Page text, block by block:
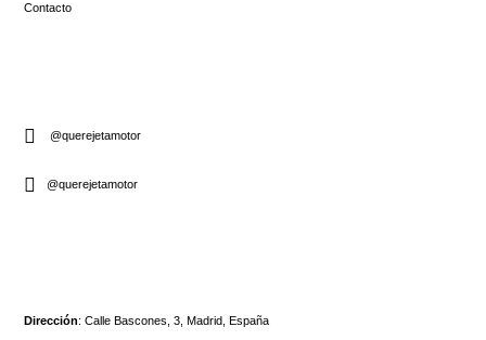
Contacto
@querejetamotor
@querejetamotor
Dirección: Calle Bascones, 3, Madrid, España